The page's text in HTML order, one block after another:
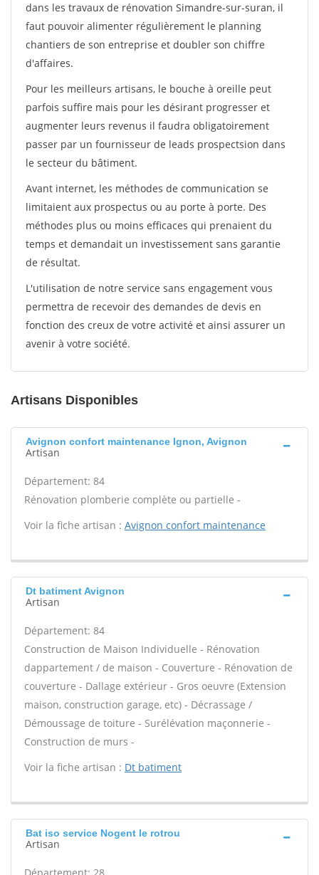
dans les travaux de rénovation Simandre-sur-suran, il
faut pouvoir alimenter régulièrement le planning
chantiers de son entreprise et doubler son chiffre
d'affaires.
Pour les meilleurs artisans, le bouche à oreille peut
parfois suffire mais pour les désirant progresser et
augmenter leurs revenus il faudra obligatoirement
passer par un fournisseur de leads prospectsion dans
le secteur du bâtiment.
Avant internet, les méthodes de communication se
limitaient aux prospectus ou au porte à porte. Des
méthodes plus ou moins efficaces qui prenaient du
temps et demandait un investissement sans garantie
de résultat.
L'utilisation de notre service sans engagement vous
permettra de recevoir des demandes de devis en
fonction des creux de votre activité et ainsi assurer un
avenir à votre société.
Artisans Disponibles
Avignon confort maintenance Ignon, Avignon
Artisan
Département: 84
Rénovation plomberie complète ou partielle -
Voir la fiche artisan : Avignon confort maintenance
Dt batiment Avignon
Artisan
Département: 84
Construction de Maison Individuelle - Rénovation
dappartement / de maison - Couverture - Rénovation de
couverture - Dallage extérieur - Gros oeuvre (Extension
maison, construction garage, etc) - Décrassage /
Démoussage de toiture - Surélévation maçonnerie -
Construction de murs -
Voir la fiche artisan : Dt batiment
Bat iso service Nogent le rotrou
Artisan